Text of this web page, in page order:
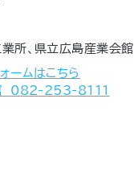
所、県立広島産業会館
ームはこちら
082-253-8111